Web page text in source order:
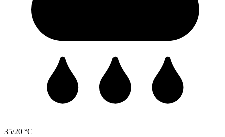
35/20 °C